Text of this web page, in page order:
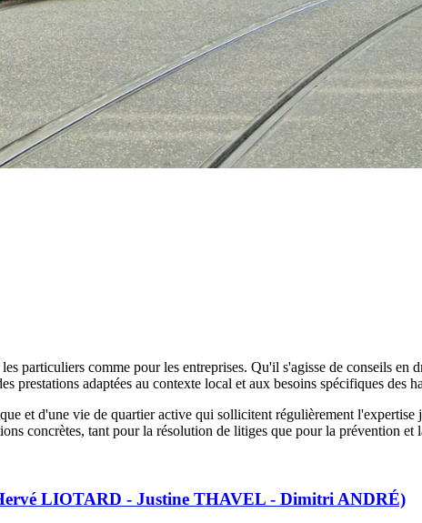
particuliers comme pour les entreprises. Qu'il s'agisse de conseils
prestations adaptées au contexte local et aux besoins spécifiques des
et d'une vie de quartier active qui sollicitent régulièrement
concrètes, tant pour la résolution de litiges que pour la prévention et
LIOTARD - Justine THAVEL - Dimitri ANDRÉ)